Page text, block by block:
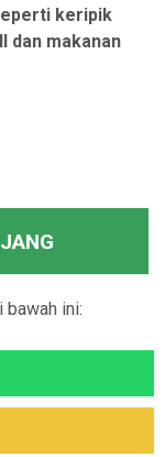
keripik
dan makanan
bawah ini: